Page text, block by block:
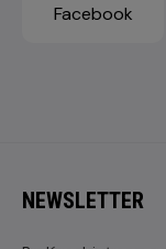
Facebook
NEWSLETTER